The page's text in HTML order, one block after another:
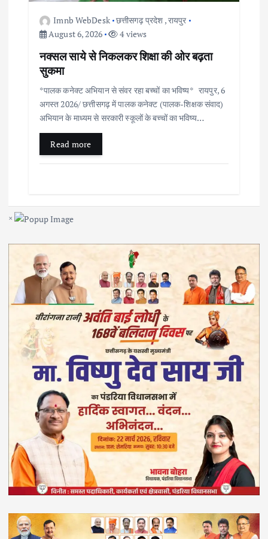
Imnb WebDesk छत्तीसगढ़ प्रदेश ,रायपुर
August 6, 2026
4 views
नक्सल साये से निकलकर शिक्षा की ओर बढ़ता
सुकमा
*पालक कनेक्ट अभियान से संवर रहा बच्चों का भविष्य* रायपुर, 6
अगस्त 2026/ छत्तीसगढ़ में पालक कनेक्ट (पालक-शिक्षक संवाद)
अभियान के माध्यम से सरकारी स्कूलों के बच्चों का भविष्य…
Read more
×